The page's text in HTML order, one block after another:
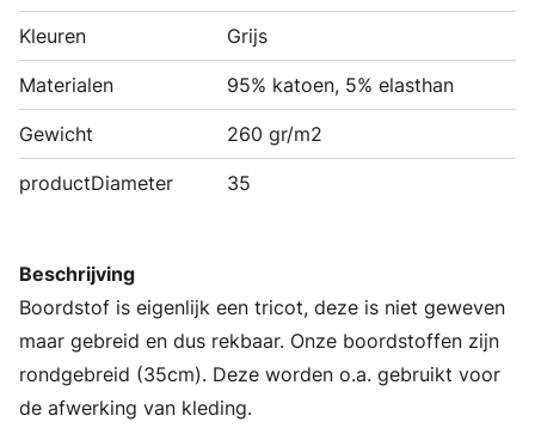
Kleuren Grijs
Materialen 95% katoen, 5% elasthan
Gewicht 260 gr/m2
productDiameter 35
Beschrijving
Boordstof is eigenlijk een tricot, deze is niet geweven
maar gebreid en dus rekbaar. Onze boordstoffen zijn
rondgebreid (35cm). Deze worden o.a. gebruikt voor
de afwerking van kleding.